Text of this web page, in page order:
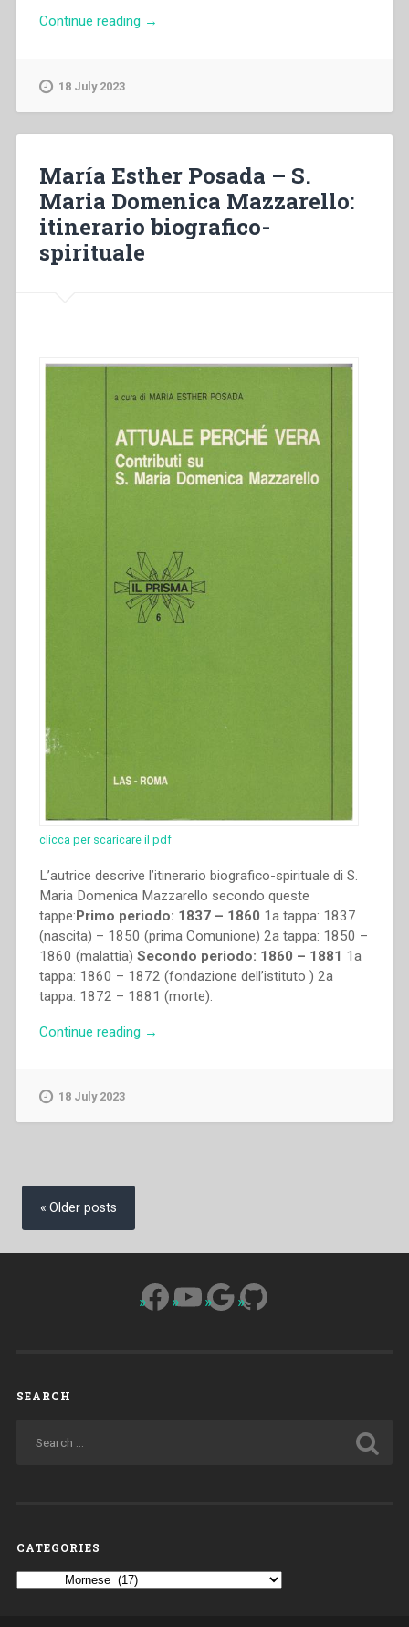
Continue reading “Ana
Domenica
Mazzarello.
Testimoni
mediazione
→
18 July 2023
María Esther Posada – S.
Maria Domenica Mazzarello:
itinerario biografico-
spirituale
clicca per scaricare il pdf
L’autrice descrive l’itinerario biografico-spirituale di S.
Maria Domenica Mazzarello secondo queste
tappe:Primo periodo: 1837 – 1860 1a tappa: 1837
(nascita) – 1850 (prima Comunione) 2a tappa: 1850 –
1860 (malattia) Secondo periodo: 1860 – 1881 1a
tappa: 1860 – 1872 (fondazione dell’istituto ) 2a
tappa: 1872 – 1881 (morte).
Continue reading “María
→
18 July 2023
Posts
navigation
Older posts
Facebook
YouTube
Google
GitHub
SEARCH
CATEGORIES
Categories